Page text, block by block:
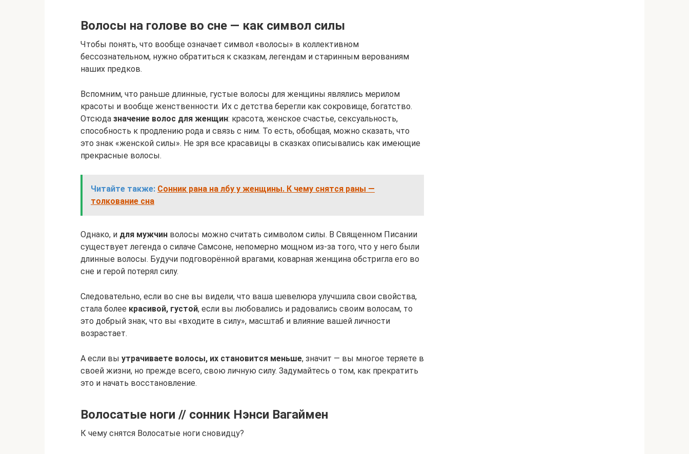
Волосы на голове во сне — как символ силы
Чтобы понять, что вообще означает символ «волосы» в коллективном
бессознательном, нужно обратиться к сказкам, легендам и старинным верованиям
наших предков.
Вспомним, что раньше длинные, густые волосы для женщины являлись мерилом
красоты и вообще женственности. Их с детства берегли как сокровище, богатство.
Отсюда значение волос для женщин: красота, женское счастье, сексуальность,
способность к продлению рода и связь с ним. То есть, обобщая, можно сказать, что
это знак «женской силы». Не зря все красавицы в сказках описывались как имеющие
прекрасные волосы.
Читайте также: Сонник рана на лбу у женщины. К чему снятся раны —
толкование сна
Однако, и для мужчин волосы можно считать символом силы. В Священном Писании
существует легенда о силаче Самсоне, непомерно мощном из-за того, что у него были
длинные волосы. Будучи подговорённой врагами, коварная женщина обстригла его во
сне и герой потерял силу.
Следовательно, если во сне вы видели, что ваша шевелюра улучшила свои свойства,
стала более красивой, густой, если вы любовались и радовались своим волосам, то
это добрый знак, что вы «входите в силу», масштаб и влияние вашей личности
возрастает.
А если вы утрачиваете волосы, их становится меньше, значит — вы многое теряете в
своей жизни, но прежде всего, свою личную силу. Задумайтесь о том, как прекратить
это и начать восстановление.
Волосатые ноги // сонник Нэнси Вагаймен
К чему снятся Волосатые ноги сновидцу?